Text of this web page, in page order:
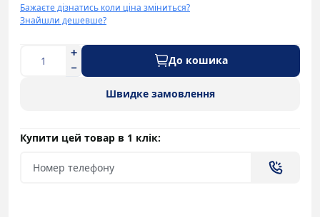
Бажаєте дізнатись коли ціна зміниться?
Знайшли дешевше?
До кошика
Швидке замовлення
Купити цей товар в 1 клік: